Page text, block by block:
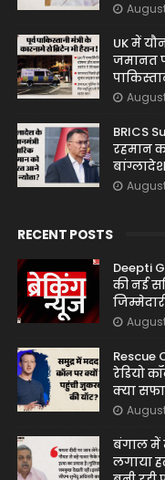
UK में
जमानत
BRICS
रहमान
RECENT POSTS
Deepti
की नई
Rescue
रेडियो
क्या
बंगाल में
लगाया